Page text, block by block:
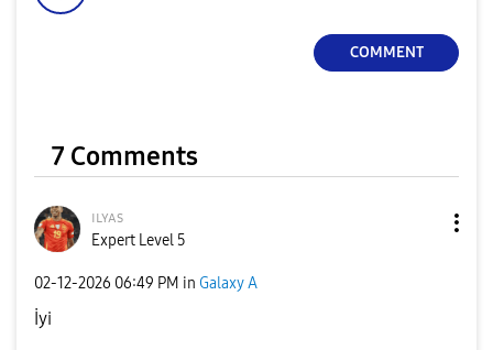
COMMENT
7 Comments
ɪʟʏᴀs
Expert Level 5
‎02-12-2026 06:49 PM in Galaxy A
İyi